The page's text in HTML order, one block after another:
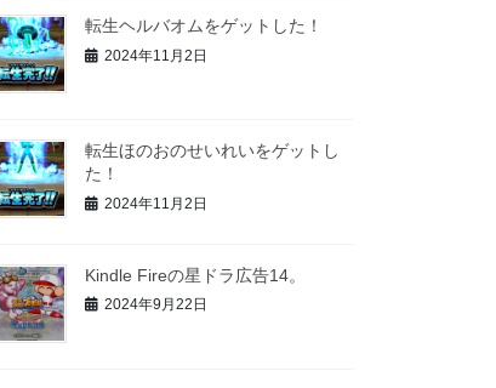
転生ヘルバオムをゲットした！
2024年11月2日
転生ほのおのせいれいをゲットし
た！
2024年11月2日
Kindle Fireの星ドラ広告14。
2024年9月22日